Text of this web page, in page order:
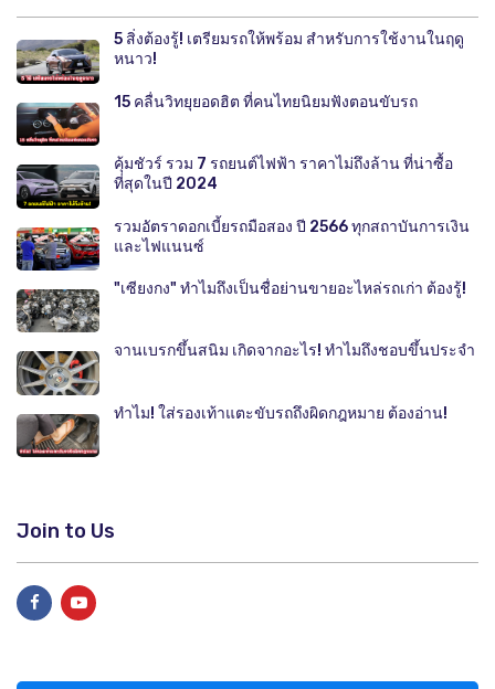
5 สิ่งต้องรู้! เตรียมรถให้พร้อม สำหรับการใช้งานในฤดู
หนาว!
15 คลื่นวิทยุยอดฮิต ที่คนไทยนิยมฟังตอนขับรถ
คุ้มชัวร์ รวม 7 รถยนต์ไฟฟ้า ราคาไม่ถึงล้าน ที่น่าซื้อ
ที่สุดในปี 2024
รวมอัตราดอกเบี้ยรถมือสอง ปี 2566 ทุกสถาบันการเงิน
และไฟแนนซ์
"เซียงกง" ทำไมถึงเป็นชื่อย่านขายอะไหล่รถเก่า ต้องรู้!
จานเบรกขึ้นสนิม เกิดจากอะไร! ทำไมถึงชอบขึ้นประจำ
ทำไม! ใส่รองเท้าแตะขับรถถึงผิดกฎหมาย ต้องอ่าน!
Join to Us